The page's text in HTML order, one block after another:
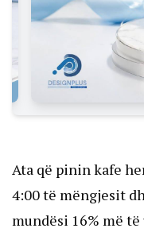
Ata që pinin kafe
4:00 të mëngjesit
mundësi 16% më